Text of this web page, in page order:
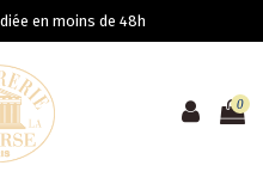
en moins de 48h
0